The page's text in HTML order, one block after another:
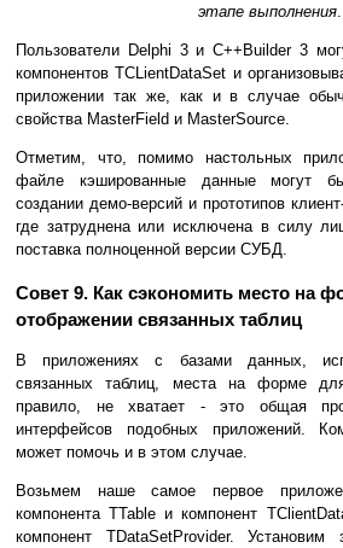
этапе выполнения.
Пользователи Delphi 3 и C++Builder 3
компонентов TCLientDataSet и
приложении так же, как и в случае
свойства MasterField и MasterSource.
Отметим, что, помимо настольных
файле кэшированные данные могут
создании демо-версий и прототипов
где затруднена или исключена в силу
поставка полноценной версии СУБД.
Совет 9. Как сэкономить место на
отображении связанных таблиц
В приложениях с базами данных,
связанных таблиц, места на форме
правило, не хватает - это общая
интерфейсов подобных приложений.
может помочь и в этом случае.
Возьмем наше самое первое
компонента TTable и компонент
компонент TDataSetProvider. Установим